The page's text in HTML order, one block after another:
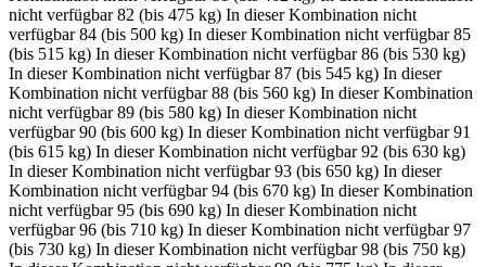
nicht verfügbar 82 (bis 475 kg) In dieser Kombination nicht
verfügbar 84 (bis 500 kg) In dieser Kombination nicht verfügbar 85
(bis 515 kg) In dieser Kombination nicht verfügbar 86 (bis 530 kg)
In dieser Kombination nicht verfügbar 87 (bis 545 kg) In dieser
Kombination nicht verfügbar 88 (bis 560 kg) In dieser Kombination
nicht verfügbar 89 (bis 580 kg) In dieser Kombination nicht
verfügbar 90 (bis 600 kg) In dieser Kombination nicht verfügbar 91
(bis 615 kg) In dieser Kombination nicht verfügbar 92 (bis 630 kg)
In dieser Kombination nicht verfügbar 93 (bis 650 kg) In dieser
Kombination nicht verfügbar 94 (bis 670 kg) In dieser Kombination
nicht verfügbar 95 (bis 690 kg) In dieser Kombination nicht
verfügbar 96 (bis 710 kg) In dieser Kombination nicht verfügbar 97
(bis 730 kg) In dieser Kombination nicht verfügbar 98 (bis 750 kg)